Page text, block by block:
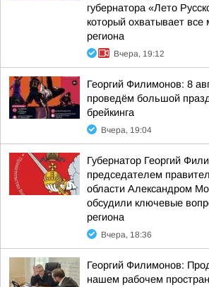
губернатора «Лето
который охватывает все
региона
Вчера, 19:12
Георгий Филимонов: 8
проведём большой
брейкинга
Вчера, 19:04
Губернатор Георгий
председателем
области Александром
обсудили ключевые
региона
Вчера, 18:36
Георгий Филимонов:
нашем рабочем